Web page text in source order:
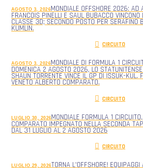
AGOSTO 3, 2026MONDIALE OFFSHORE 2026: AD
FRANCOIS PINELLI E SAUL BUBACCO VINCONO
CLASSE 3D; SECONDO POSTO PER SERAFINO
KUMLIN.
CIRCUITO
AGOSTO 3, 2026MONDIALE DI FORMULA 1
DOMENICA 2 AGOSTO 2026, LO
SHAUN TORRENTE VINCE IL GP DI ISSUK-KUL.
VENETO ALBERTO COMPARATO.
CIRCUITO
LUGLIO 30, 2026MONDIALE FORMULA 1
COMPARATO IMPEGNATO NELLA SECONDA
DAL 31 LUGLIO AL 2 AGOSTO 2026
CIRCUITO
LUGLIO 29, 2026TORNA L’OFFSHORE!